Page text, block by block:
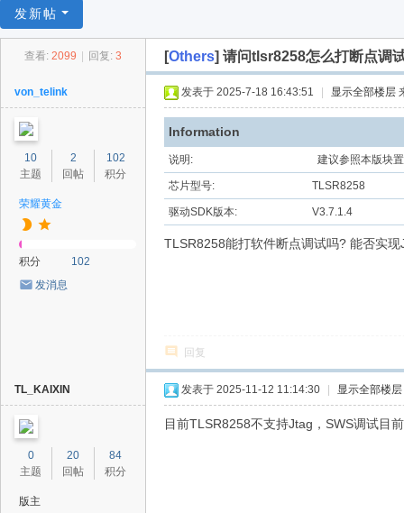
凌
发新帖
查看: 2099 回复: 3 [Others] 请问tlsr8258怎么打断点调
von_telink
10
主题
2
回帖
102
积分
荣耀黄金
积分
102
发消息
发表于 2025-7-18 16:43:51 显示全部楼层
Information
说明: 建议参照本版块
芯片型号: TLSR8258
驱动SDK版本: V3.7.1.4
TLSR8258能打软件断点调试吗? 能否实
回复
TL_KAIXIN
0
主题
20
回帖
84
积分
版主
发表于 2025-11-12 11:14:30 显示全部楼层
目前TLSR8258不支持Jtag，SWS调试目